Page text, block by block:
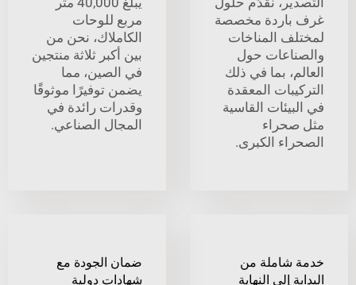
مخصصة
المناخات
حول
بما في ذلك
المعقدة
القاسية
الكبرى.
مربع للوحات
الكاملاك، نحن من
بين أكبر ثلاثة منتجين
في الصين، مما
يضمن توفيرًا موثوقًا
وقدرات رائدة في
المجال الصناعي.
من
إلى النهاية
ضمان الجودة مع
شهادات دولية